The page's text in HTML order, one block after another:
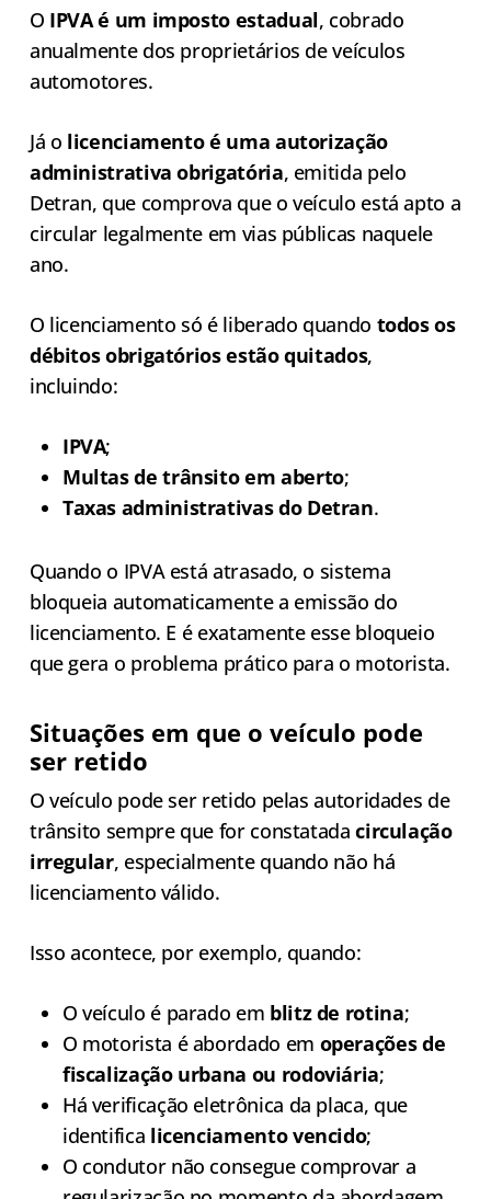
O IPVA é um imposto estadual, cobrado
anualmente dos proprietários de veículos
automotores.
Já o licenciamento é uma autorização
administrativa obrigatória, emitida pelo
Detran, que comprova que o veículo está apto a
circular legalmente em vias públicas naquele
ano.
O licenciamento só é liberado quando todos os
débitos obrigatórios estão quitados,
incluindo:
IPVA;
Multas de trânsito em aberto;
Taxas administrativas do Detran.
Quando o IPVA está atrasado, o sistema
bloqueia automaticamente a emissão do
licenciamento. E é exatamente esse bloqueio
que gera o problema prático para o motorista.
Situações em que o veículo pode
ser retido
O veículo pode ser retido pelas autoridades de
trânsito sempre que for constatadacirculação
irregular, especialmente quando não há
licenciamento válido.
Isso acontece, por exemplo, quando:
O veículo é parado em blitz de rotina;
O motorista é abordado em operações de
fiscalização urbana ou rodoviária;
Há verificação eletrônica da placa, que
identifica licenciamento vencido;
O condutor não consegue comprovar a